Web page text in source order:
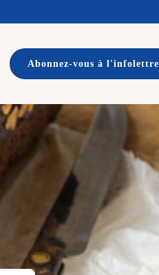
Abonnez-vous à l'infolettre